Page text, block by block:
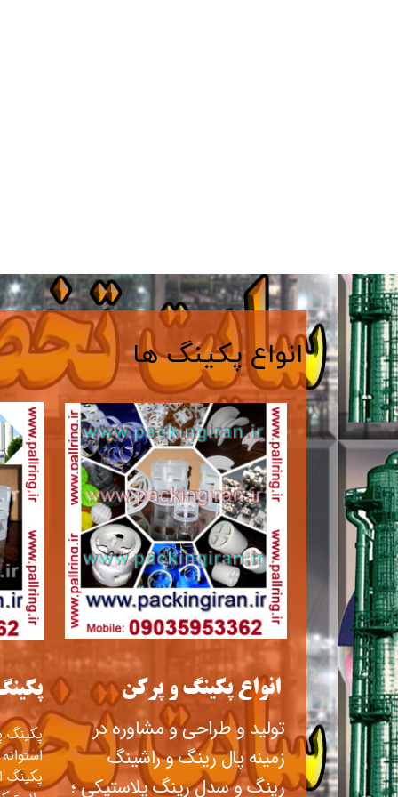
​​انواع پکینگ ها
انواع پکینگ و پرکن
​​تولید و طراحی و مشاوره در
زمینه پال رینگ و راشینگ
رینگ و سدل رینگ پلاستیکی ؛
پکینگ
پکینگ